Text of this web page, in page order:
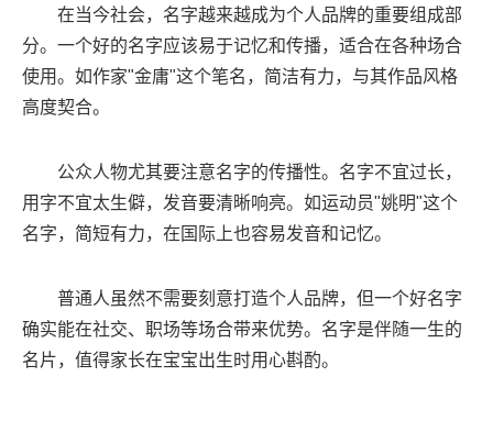
在当今社会，名字越来越成为个人品牌的重要组成部
分。一个好的名字应该易于记忆和传播，适合在各种场合
使用。如作家"金庸"这个笔名，简洁有力，与其作品风格
高度契合。
公众人物尤其要注意名字的传播性。名字不宜过长，
用字不宜太生僻，发音要清晰响亮。如运动员"姚明"这个
名字，简短有力，在国际上也容易发音和记忆。
普通人虽然不需要刻意打造个人品牌，但一个好名字
确实能在社交、职场等场合带来优势。名字是伴随一生的
名片，值得家长在宝宝出生时用心斟酌。